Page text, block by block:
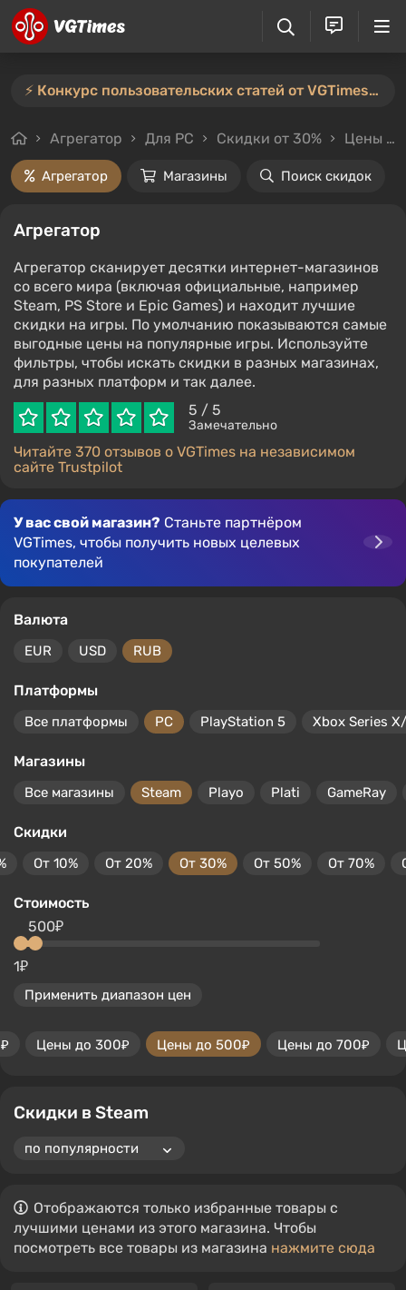
⚡️ Конкурс пользовательских статей от VGTimes продлён — участвуйте тут ⚡️
Агрегатор Для PC Скидки от 30% Цены до 500₽
Агрегатор Магазины Поиск скидок
Агрегатор
Агрегатор сканирует десятки интернет-магазинов
со всего мира (включая официальные, например
Steam, PS Store и Epic Games) и находит лучшие
скидки на игры. По умолчанию показываются самые
выгодные цены на популярные игры. Используйте
фильтры, чтобы искать скидки в разных магазинах,
для разных платформ и так далее.
5 / 5
Замечательно
Читайте 370 отзывов о VGTimes на независимом
сайте Trustpilot
У вас свой магазин? Станьте партнёром
VGTimes, чтобы получить новых целевых
покупателей
Валюта
EUR USD RUB
Платформы
Все платформы PC PlayStation 5 Xbox Series
Магазины
Все магазины Steam Playo Plati GameRay
Скидки
От 10% От 20% От 30% От 50% От 70%
Стоимость
1₽
500₽
Применить диапазон цен
Цены до 300₽ Цены до 500₽ Цены до 700₽
Скидки в Steam
Отображаются только избранные товары с
лучшими ценами из этого магазина. Чтобы
посмотреть все товары из магазина нажмите сюда